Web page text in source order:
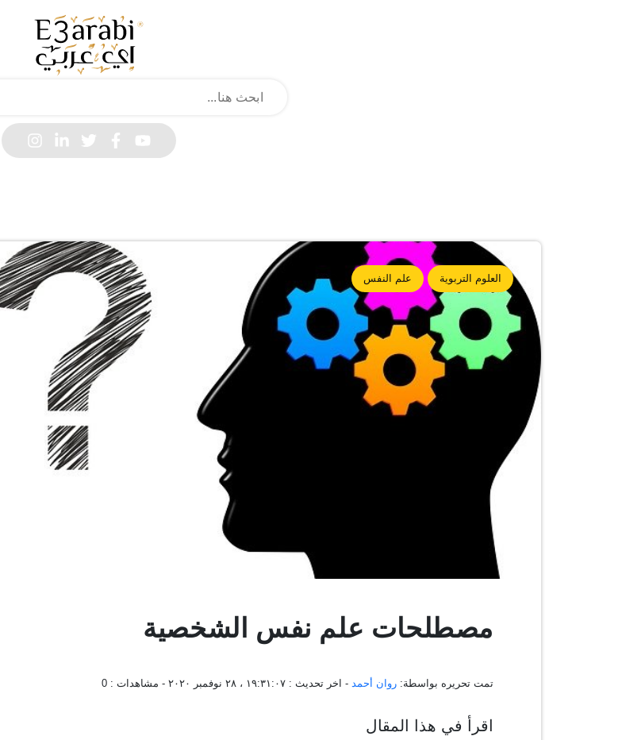
العلوم التربوية علم النفس
مصطلحات علم نفس الشخصية
تمت تحريره بواسطة: روان أحمد - اخر تحديث : ١٩:٣١:٠٧ ، ٢٨ نوفمبر ٢٠٢٠ - مشاهدات : 0
اقرأ في هذا المقال